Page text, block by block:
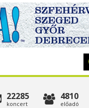
22285
koncert
4810
előadó